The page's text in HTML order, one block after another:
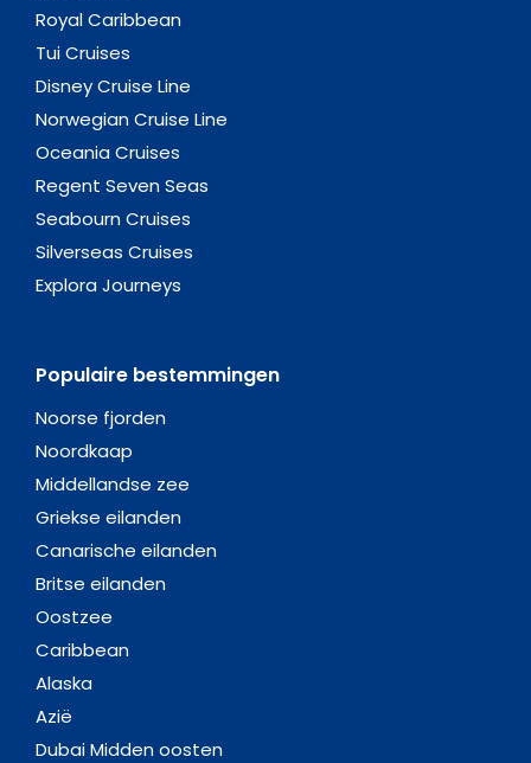
Royal Caribbean
Tui Cruises
Disney Cruise Line
Norwegian Cruise Line
Oceania Cruises
Regent Seven Seas
Seabourn Cruises
Silverseas Cruises
Explora Journeys
Populaire bestemmingen
Noorse fjorden
Noordkaap
Middellandse zee
Griekse eilanden
Canarische eilanden
Britse eilanden
Oostzee
Caribbean
Alaska
Azië
Dubai Midden oosten